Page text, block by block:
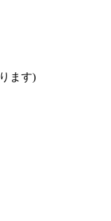
ます)